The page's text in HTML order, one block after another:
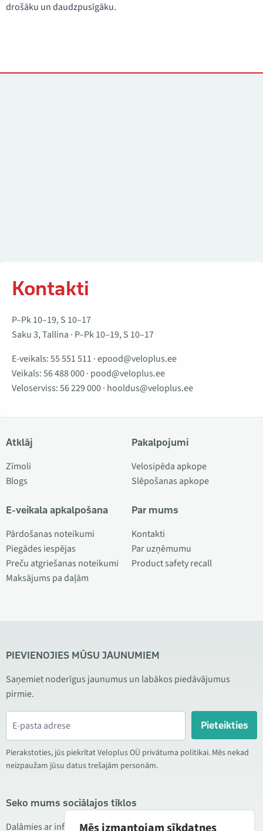
drošāku un daudzpusīgāku.
Kontakti
P–Pk 10–19, S 10–17
Saku 3, Tallina · P–Pk 10–19, S 10–17
E-veikals:55 551 511 ·epood@veloplus.ee
Veikals:56 488 000· pood@veloplus.ee
Veloserviss:56 229 000· hooldus@veloplus.ee
Atklāj
Zīmoli
Blogs
E-veikala apkalpošana
Pārdošanas noteikumi
Piegādes iespējas
Preču atgriešanas noteikumi
Maksājums pa daļām
Pakalpojumi
Velosipēda apkope
Slēpošanas apkope
Par mums
Kontakti
Par uzņēmumu
Product safety recall
PIEVIENOJIES MŪSU JAUNUMIEM
Saņemiet noderīgus jaunumus un labākos piedāvājumus
pirmie.
Pieteikties
Pierakstoties, jūs piekrītat Veloplus OÜ privātuma politikai. Mēs nekad
neizpaužam jūsu datus trešajām personām.
Seko mums sociālajos tīklos
Dalāmies ar informāciju par izdevīgām akcijām, jauniem